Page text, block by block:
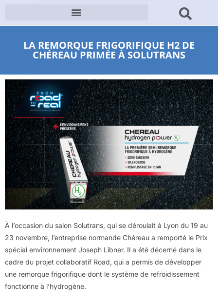
LA REMORQUE FRIGORIFIQUE H2 DE
CHÉREAU PRIMÉE À SOLUTRANS
À l’occasion du salon Solutrans, qui se déroulait à Lyon du 19 au
23 novembre, l’entreprise normande Chéreau a remporté le Prix
spécial environnement Joseph Libner. Il a été décerné dans le
cadre du projet collaboratif Road, qui a permis de développer
une remorque frigorifique dont le système de refroidissement
fonctionne à l’hydrogène.